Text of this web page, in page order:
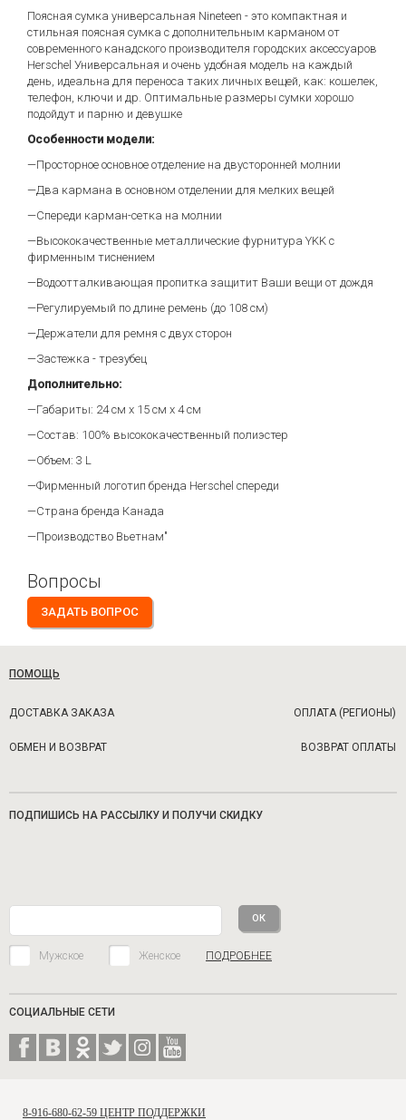
Поясная сумка универсальная Nineteen - это компактная и
стильная поясная сумка с дополнительным карманом от
современного канадского производителя городских аксессуаров
Herschel Универсальная и очень удобная модель на каждый
день, идеальна для переноса таких личных вещей, как: кошелек,
телефон, ключи и др. Оптимальные размеры сумки хорошо
подойдут и парню и девушке
Особенности модели:
—Просторное основное отделение на двусторонней молнии
—Два кармана в основном отделении для мелких вещей
—Спереди карман-сетка на молнии
—Высококачественные металлические фурнитура YKK с
фирменным тиснением
—Водоотталкивающая пропитка защитит Ваши вещи от дождя
—Регулируемый по длине ремень (до 108 см)
—Держатели для ремня с двух сторон
—Застежка - трезубец
Дополнительно:
—Габариты: 24 см х 15 см х 4 см
—Состав: 100% высококачественный полиэстер
—Объем: 3 L
—Фирменный логотип бренда Herschel спереди
—Страна бренда Канада
—Производство Вьетнам"
Вопросы
ЗАДАТЬ ВОПРОС
ПОМОЩЬ
ДОСТАВКА ЗАКАЗА ОПЛАТА (РЕГИОНЫ)
ОБМЕН И ВОЗВРАТ ВОЗВРАТ ОПЛАТЫ
ПОДПИШИСЬ НА РАССЫЛКУ И ПОЛУЧИ СКИДКУ
Мужское Женское ПОДРОБНЕЕ
СОЦИАЛЬНЫЕ СЕТИ
8-916-680-62-59 ЦЕНТР ПОДДЕРЖКИ